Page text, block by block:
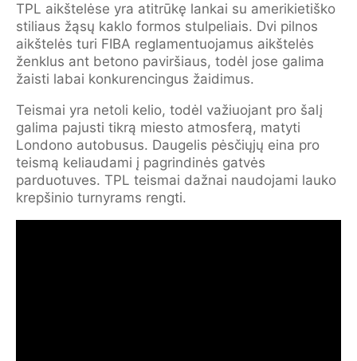
TPL aikštelėse yra atitrūkę lankai su amerikietiško
stiliaus žąsų kaklo formos stulpeliais. Dvi pilnos
aikštelės turi FIBA reglamentuojamus aikštelės
ženklus ant betono paviršiaus, todėl jose galima
žaisti labai konkurencingus žaidimus.
Teismai yra netoli kelio, todėl važiuojant pro šalį
galima pajusti tikrą miesto atmosferą, matyti
Londono autobusus. Daugelis pėsčiųjų eina pro
teismą keliaudami į pagrindinės gatvės
parduotuves. TPL teismai dažnai naudojami lauko
krepšinio turnyrams rengti.